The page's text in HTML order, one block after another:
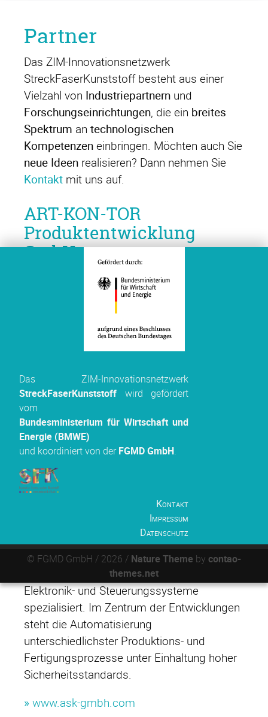
Partner
Das ZIM-Innovationsnetzwerk
StreckFaserKunststoff besteht aus einer
Vielzahl von Industriepartnern und
Forschungseinrichtungen, die ein breites
Spektrum an technologischen
Kompetenzeneinbringen. Möchten auch Sie
neue Ideen realisieren? Dann nehmen Sie
Kontakt mit uns auf.
ART-KON-TOR
Produktentwicklung
GmbH
Unternehmen ist erfolgreich im Bereich der
Produktentwicklung etabliert. Das Portfolio
reicht von der technischen Konstruktion bis
unterschiedlichster innovativer Produkte.
» www.art-kon-tor.de
ASK GmbH Automation,
Software und
Konstruktion
auf die
Entwicklung und Realisierung individueller
Elektronik- und Steuerungssysteme
spezialisiert. Im Zentrum der Entwicklungen
steht die Automatisierung
unterschiedlichster Produktions- und
Fertigungsprozesse unter Einhaltung hoher
Sicherheitsstandards.
» www.ask-gmbh.com
Das ZIM-Innovationsnetzwerk
StreckFaserKunststoff wird gefördert
vom
Bundesministerium für Wirtschaft und
Energie (BMWE)
und koordiniert von derFGMD GmbH.
Kontakt
Impressum
Datenschutz
© FGMD GmbH / 2026 / Nature Theme by contao-
themes.net